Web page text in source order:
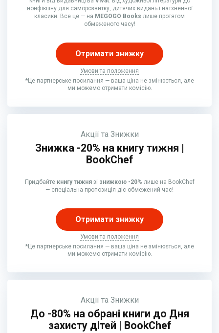
нонфікшну для саморозвитку, дитячих видань і натхненної
класики. Все це — на MEGOGO Books лише протягом
обмеженого часу!
Отримати знижку
Умови та положення
*Це партнерське посилання — ваша ціна не змінюється, але
ми можемо отримати комісію.
Акції та Знижки
Знижка -20% на книгу тижня |
BookChef
Придбайте книгу тижнязі знижкою -20% лише на BookChef
— спеціальна пропозиція діє обмежений час!
Отримати знижку
Умови та положення
*Це партнерське посилання — ваша ціна не змінюється, але
ми можемо отримати комісію.
Акції та Знижки
До -80% на обрані книги до Дня
захисту дітей | BookChef